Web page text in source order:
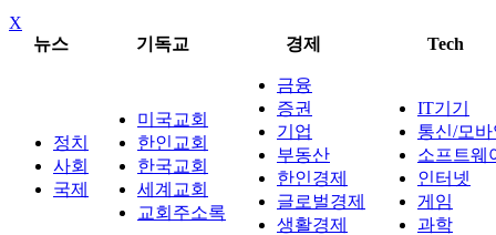
X
뉴스
기독교 경제 Tech
정치
사회
국제
미국교회
한인교회
한국교회
세계교회
교회주소록
금융
증권
기업
부동산
한인경제
글로벌경제
생활경제
IT기기
통신/모
소프트웨
인터넷
게임
과학